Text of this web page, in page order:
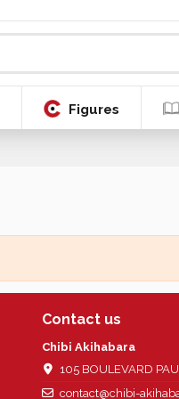
Figures
Contact us
Chibi Akihabara
105 BOULEVARD
contact@chibi-